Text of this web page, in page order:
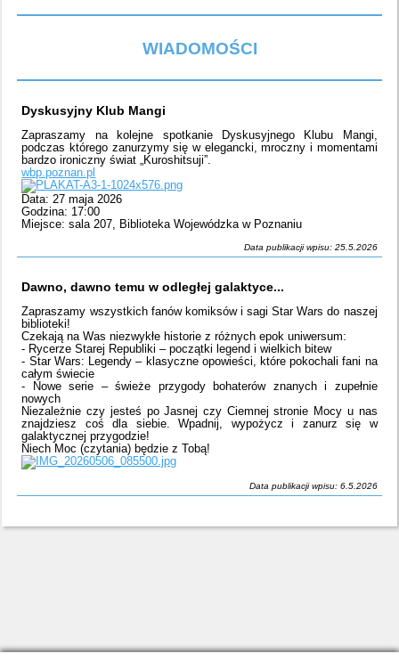
WIADOMOŚCI
Dyskusyjny Klub Mangi
Zapraszamy na kolejne spotkanie Dyskusyjnego Klubu Mangi,
podczas którego zanurzymy się w elegancki, mroczny i momentami
bardzo ironiczny świat „Kuroshitsuji”.
wbp.poznan.pl
Data: 27 maja 2026
Godzina: 17:00
Miejsce: sala 207, Biblioteka Wojewódzka w Poznaniu
Data publikacji wpisu: 25.5.2026
Dawno, dawno temu w odległej galaktyce...
Zapraszamy wszystkich fanów komiksów i sagi Star Wars do naszej
biblioteki!
Czekają na Was niezwykłe historie z różnych epok uniwersum:
- Rycerze Starej Republiki – początki legend i wielkich bitew
- Star Wars: Legendy – klasyczne opowieści, które pokochali fani na
całym świecie
- Nowe serie – świeże przygody bohaterów znanych i zupełnie
nowych
Niezależnie czy jesteś po Jasnej czy Ciemnej stronie Mocy u nas
znajdziesz coś dla siebie. Wpadnij, wypożycz i zanurz się w
galaktycznej przygodzie!
Niech Moc (czytania) będzie z Tobą!
Data publikacji wpisu: 6.5.2026